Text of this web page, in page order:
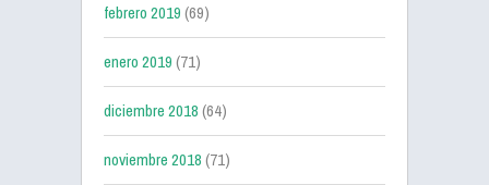
febrero 2019(69)
enero 2019(71)
diciembre 2018(64)
noviembre 2018(71)